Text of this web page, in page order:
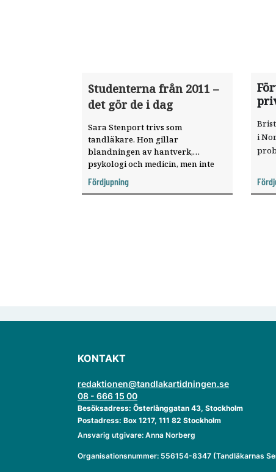
Studenterna från 2011 –
det gör de i dag
Sara Stenport trivs som
tandläkare. Hon gillar
blandningen av hantverk,
psykologi och medicin, men inte
studenterna från 06b i Göteborg.
Fördjupning
i
KONTAKT
redaktionen@tandlakartidningen.se
08 - 666 15 00
Besöksadress: Österlånggatan 43, Stockholm
Postadress: Box 1217, 111 82 Stockholm
Ansvarig utgivare: Anna Norberg
Organisationsnummer: 556154-8347 (Tandläkarnas